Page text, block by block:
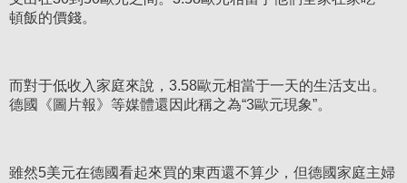
頓飯的價錢。
而對于低收入家庭來說，3.58歐元相當于一天的生活支出。
德國《圖片報》等媒體還因此稱之為“3歐元現象”。
雖然5美元在德國看起來買的東西還不算少，但德國家庭主婦